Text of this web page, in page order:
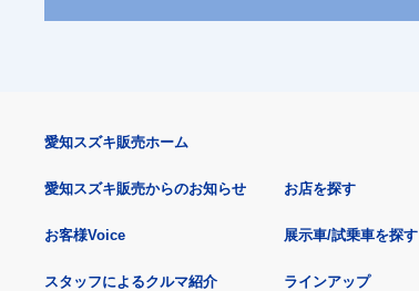
愛知スズキ販売ホーム
愛知スズキ販売からのお知らせ
お客様Voice
スタッフによるクルマ紹介
お店を探す
展示車/試乗車を探す
ラインアップ